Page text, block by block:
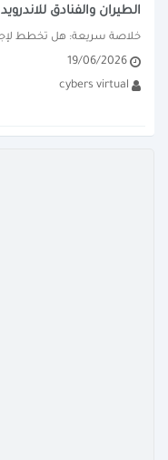
الطيران والفنادق للاندرويد
التوجه لمكاتب السياحة...
19/06/2026
cybers virtual